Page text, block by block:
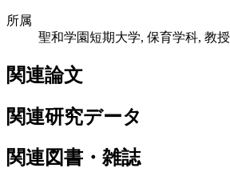
所属
聖和学園短期大学, 保育学科, 教授
関連論文
関連研究データ
関連図書・雑誌